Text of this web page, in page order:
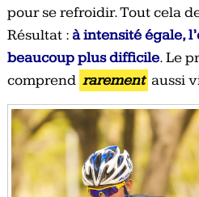
pour se refroidir. Tout cela
Résultat :à intensité égale,
beaucoup plus difficile. Le
comprend rarement aussi